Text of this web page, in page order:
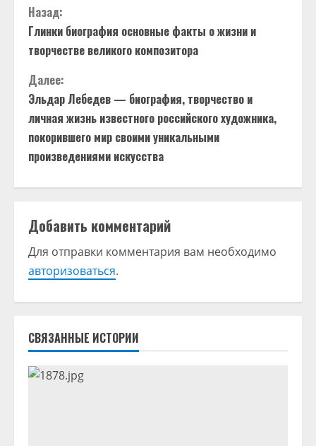
П
р
о
д
о
л
ж
и
т
ь
ч
т
е
Назад:
Глинки биография основные факты о жизни и
творчестве великого композитора
Далее:
Эльдар Лебедев — биография, творчество и
личная жизнь известного российского художника,
покорившего мир своими уникальными
произведениями искусства
Добавить комментарий
Для отправки комментария вам необходимо
авторизоваться.
СВЯЗАННЫЕ ИСТОРИИ